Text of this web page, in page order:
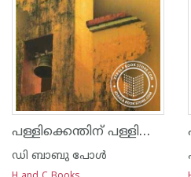
പള്ളിക്കെന്തിന്‌ പള്ളിക്കൂടം
ഡി ബാബു പോള്‍